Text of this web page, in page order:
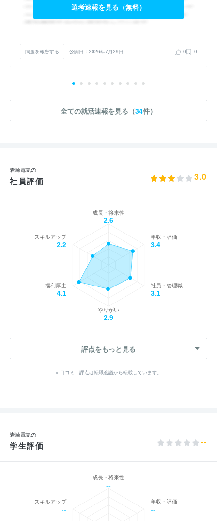
選考速報を見る（無料）
問題を報告する 公開日：2026年7月29日 0 0
全ての就活速報を見る（34件）
岩崎電気の
社員評価 3.0
成長・将来性
2.6
年収・評価
3.4
社員・管理職
3.1
やりがい
2.9
福利厚生
4.1
スキルアップ
2.2
評点をもっと見る
※ 口コミ・評点は転職会議から転載しています。
岩崎電気の
学生評価 --
成長・将来性
--
年収・評価
--
スキルアップ
--